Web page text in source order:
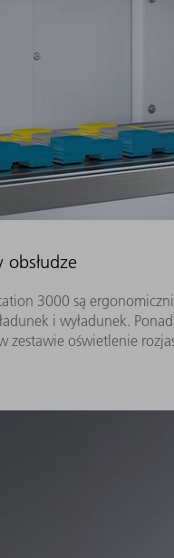
3000 są
i wyładunek.
zestawie oświetlenie